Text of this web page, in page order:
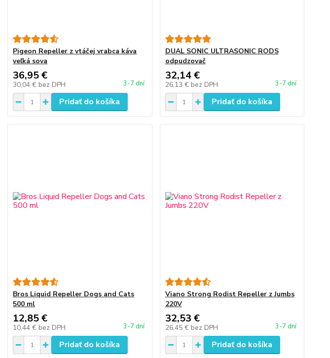
Pigeon Repeller z vtáčej vrabca káva
veľká sova
36,95 €
30,04 € bez DPH 3-7 dní
Pridať do košíka
DUAL SONIC ULTRASONIC RODS
odpudzovač
32,14 €
26,13 € bez DPH 3-7 dní
Pridať do košíka
Bros Liquid Repeller Dogs and Cats
500 ml
12,85 €
10,44 € bez DPH 3-7 dní
Pridať do košíka
Viano Strong Rodist Repeller z Jumbs
220V
32,53 €
26,45 € bez DPH 3-7 dní
Pridať do košíka